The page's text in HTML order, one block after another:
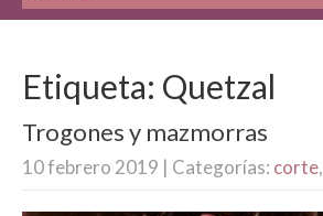
Etiqueta: Quetzal
Trogones y mazmorras
10 febrero 2019 | Categorías: corte,